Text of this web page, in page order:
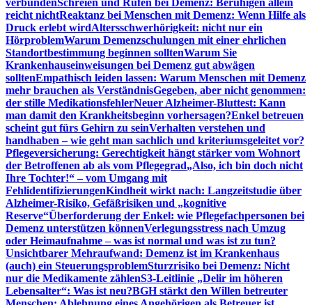
verbundenSchreien und Rufen bei Demenz: Beruhigen allein
reicht nichtReaktanz bei Menschen mit Demenz: Wenn Hilfe als
Druck erlebt wirdAltersschwerhörigkeit: nicht nur ein
HörproblemWarum Demenzschulungen mit einer ehrlichen
Standortbestimmung beginnen solltenWarum Sie
Krankenhauseinweisungen bei Demenz gut abwägen
solltenEmpathisch leiden lassen: Warum Menschen mit Demenz
mehr brauchen als VerständnisGegeben, aber nicht genommen:
der stille MedikationsfehlerNeuer Alzheimer-Bluttest: Kann
man damit den Krankheitsbeginn vorhersagen?Enkel betreuen
scheint gut fürs Gehirn zu seinVerhalten verstehen und
handhaben – wie geht man sachlich und kriteriumsgeleitet vor?
Pflegeversicherung: Gerechtigkeit hängt stärker vom Wohnort
der Betroffenen ab als vom Pflegegrad„Also, ich bin doch nicht
Ihre Tochter!“ – vom Umgang mit
FehlidentifizierungenKindheit wirkt nach: Langzeitstudie über
Alzheimer-Risiko, Gefäßrisiken und „kognitive
Reserve“Überforderung der Enkel: wie Pflegefachpersonen bei
Demenz unterstützen könnenVerlegungsstress nach Umzug
oder Heimaufnahme – was ist normal und was ist zu tun?
Unsichtbarer Mehraufwand: Demenz ist im Krankenhaus
(auch) ein SteuerungsproblemSturzrisiko bei Demenz: Nicht
nur die Medikamente zählenS3-Leitlinie „Delir im höheren
Lebensalter“: Was ist neu?BGH stärkt den Willen betreuter